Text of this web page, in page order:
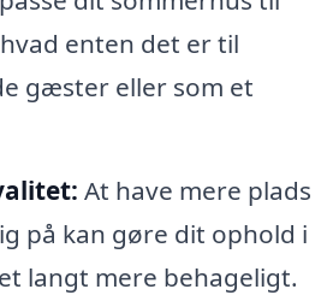
enten det er til
gæster eller som et
At have mere plads
på kan gøre dit ophold i
langt mere behageligt.